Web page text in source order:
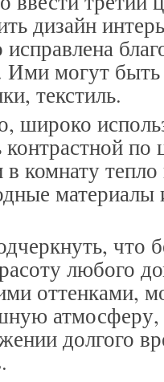
дизайн
Ими могут
текстиль.
широко
контрастной по
комнату
материалы
что
любого
оттенками,
атмосферу,
долгого